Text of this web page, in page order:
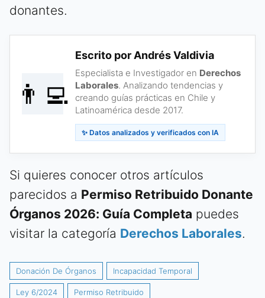
donantes.
👨‍💻
Escrito por Andrés Valdivia
Especialista e Investigador en Derechos
Laborales. Analizando tendencias y
creando guías prácticas en Chile y
Latinoamérica desde 2017.
✨ Datos analizados y verificados con IA
Si quieres conocer otros artículos
parecidos a Permiso Retribuido Donante
Órganos 2026: Guía Completa puedes
visitar la categoría Derechos Laborales.
Donación De Órganos Incapacidad Temporal
Ley 6/2024 Permiso Retribuido